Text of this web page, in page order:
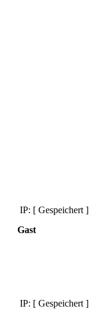
IP: [ Gespeichert ]
Gast
IP: [ Gespeichert ]